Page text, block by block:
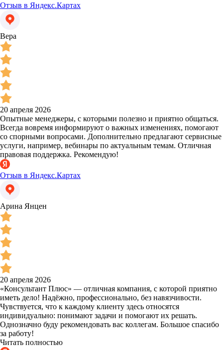
Отзыв в Яндекс.Картах
Вера
20 апреля 2026
Опытные менеджеры, с которыми полезно и приятно общаться.
Всегда вовремя информируют о важных изменениях, помогают
со спорными вопросами. Дополнительно предлагают сервисные
услуги, например, вебинары по актуальным темам. Отличная
правовая поддержка. Рекомендую!
Отзыв в Яндекс.Картах
Арина Янцен
20 апреля 2026
«Консультант Плюс» — отличная компания, с которой приятно
иметь дело! Надёжно, профессионально, без навязчивости.
Чувствуется, что к каждому клиенту здесь относятся
индивидуально: понимают задачи и помогают их решать.
Однозначно буду рекомендовать вас коллегам. Большое спасибо
за работу!
Читать полностью